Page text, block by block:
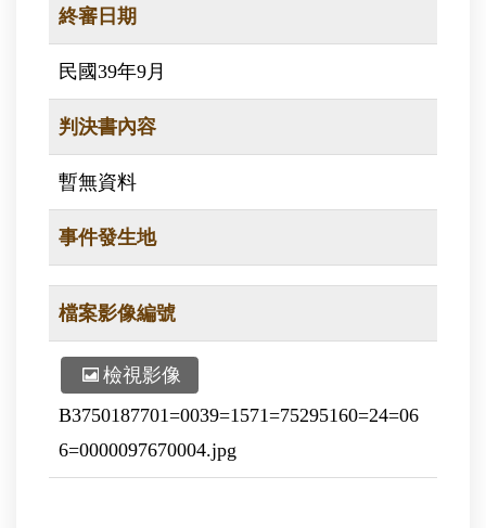
終審日期
民國39年9月
判決書內容
暫無資料
事件發生地
檔案影像編號
檢視影像
B3750187701=0039=1571=75295160=24=06
6=0000097670004.jpg